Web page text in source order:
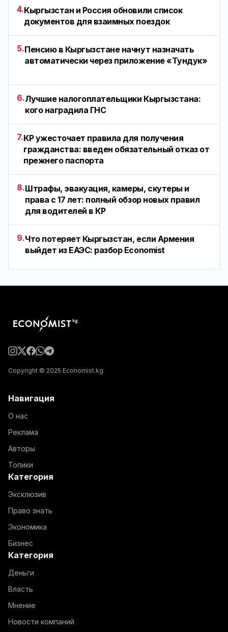
4.Кыргызстан и Россия обновили список
документов для взаимных поездок
5.Пенсию в Кыргызстане начнут назначать
автоматически через приложение «Тундук»
6.Лучшие налогоплательщики Кыргызстана:
кого наградила ГНС
7.КР ужесточает правила для получения
гражданства: введен обязательный отказ от
прежнего паспорта
8.Штрафы, эвакуация, камеры, скутеры и
права с 17 лет: полный обзор новых правил
для водителей в КР
9.Что потеряет Кыргызстан, если Армения
выйдет из ЕАЭС: разбор Economist
Copyright © 2025 Economist.kg
Навигация
О нас
Реклама
Авторы
Топики
Категория
Эксклюзив
Право знать
Экономика
Бизнес
Категория
Деньги
Власть
Мнение
Новости компаний